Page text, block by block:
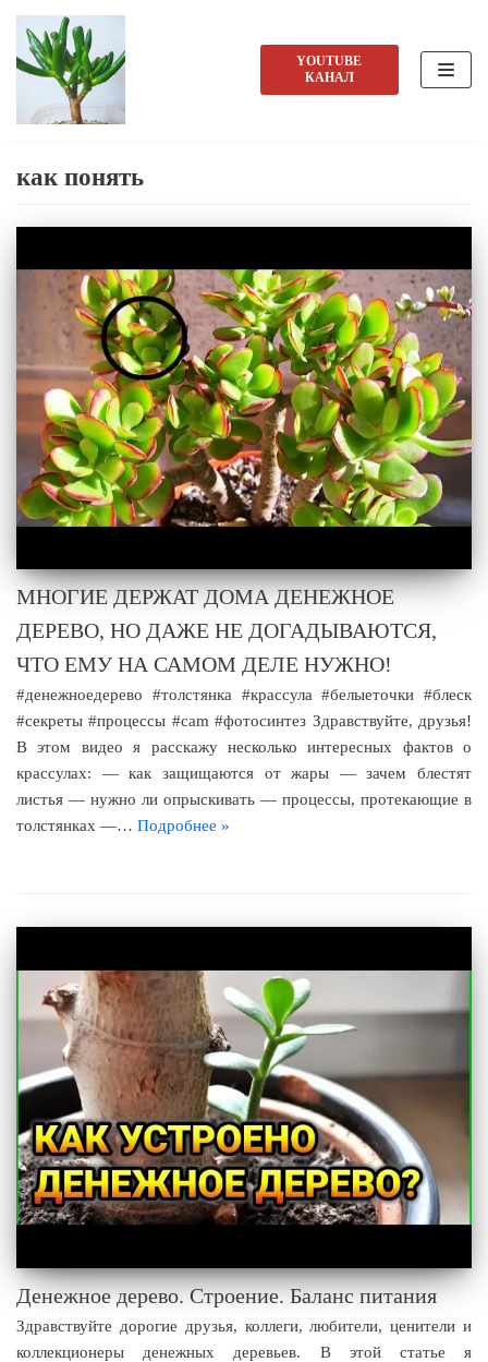
Перейти
содержимому
YOUTUBE
КАНАЛ
как понять
МНОГИЕ ДЕРЖАТ ДОМА ДЕНЕЖНОЕ
ДЕРЕВО, НО ДАЖЕ НЕ ДОГАДЫВАЮТСЯ,
ЧТО ЕМУ НА САМОМ ДЕЛЕ НУЖНО!
#денежноедерево #толстянка #крассула #белыеточки #блеск
#секреты #процессы #cam #фотосинтез Здравствуйте, друзья!
В этом видео я расскажу несколько интересных фактов о
крассулах: — как защищаются от жары — зачем блестят
листья — нужно ли опрыскивать — процессы, протекающие в
толстянках —… Подробнее »
Денежное дерево. Строение. Баланс питания
Здравствуйте дорогие друзья, коллеги, любители, ценители и
коллекционеры денежных деревьев. В этой статье я